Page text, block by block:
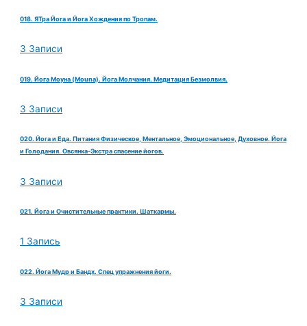
018. ЯТра Йога и Йога Хождения по Тропам.
3 Записи
019. Йога Моуна (Mouna). Йога Молчания. Медитация Безмолвия.
3 Записи
020. Йога и Еда. Питания Физическое, Ментальное, Эмоциональное, Духовное. Йога
и Голодания. Овсянка-Экстра спасение йогов.
3 Записи
021. Йога и Очистительные практики. Шаткармы.
1 Запись
022. Йога Мудр и Бандх. Спец упражнения йоги.
3 Записи